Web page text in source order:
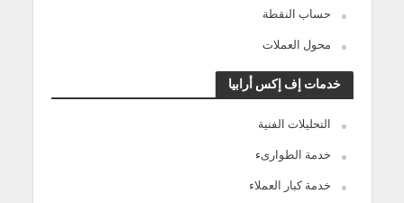
حساب النقطة
محول العملات
خدمات إف إكس أرابيا
التحليلات الفنية
خدمة الطوارىء
خدمة كبار العملاء